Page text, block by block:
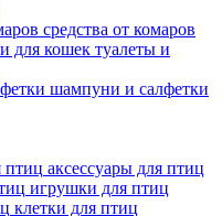
средства от комаров
туалеты и
шампуни и салфетки
аксессуары для птиц
игрушки для птиц
клетки для птиц